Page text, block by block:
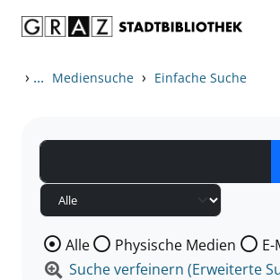
› ... Mediensuche › Einfache Suche
Wählen Sie die Medienart nach
Alle Physische Medien
Suche verfeinern (Erweiterte